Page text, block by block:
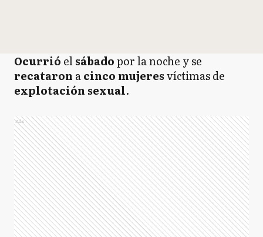
Ocurrió elsábadopor la noche y se
recataron acinco mujeresvíctimas de
explotación sexual.
Ads